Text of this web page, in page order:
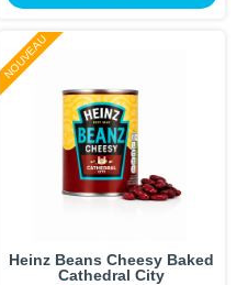
NOUVEAU
Heinz Beans Cheesy Baked
Cathedral City